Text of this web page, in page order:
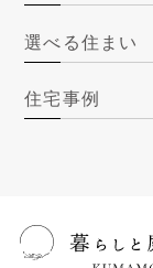
選べる住まい
住宅事例